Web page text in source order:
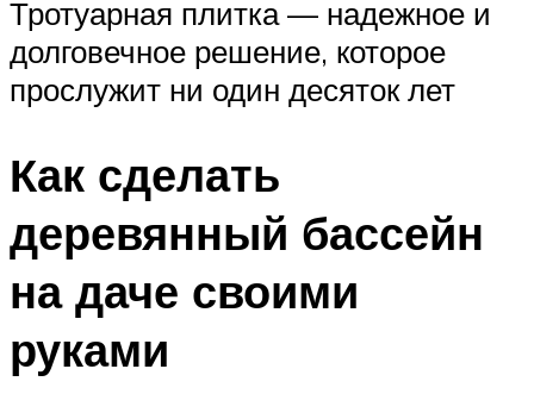
Тротуарная плитка — надежное и
долговечное решение, которое
прослужит ни один десяток лет
Как сделать
деревянный бассейн
на даче своими
руками